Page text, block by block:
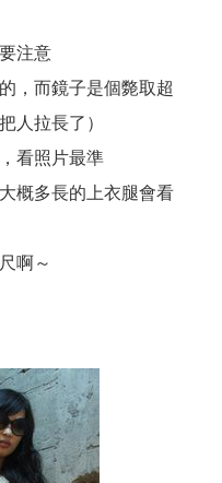
注意
，而鏡子是個斃取超
人拉長了）
看照片最準
概多長的上衣腿會看
啊～